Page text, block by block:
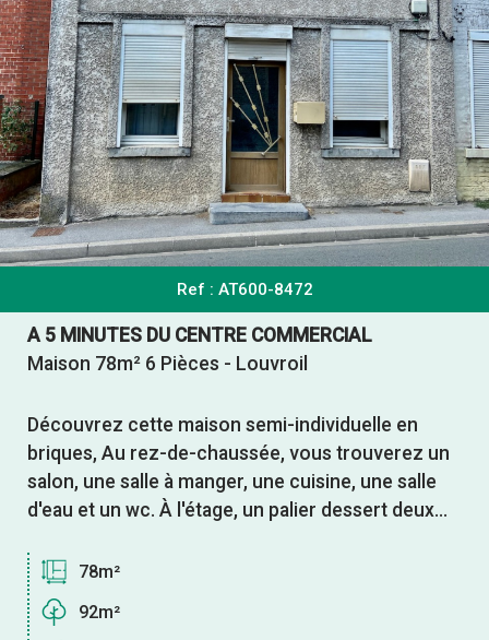
Ref : AT600-8472
A 5 MINUTES DU CENTRE COMMERCIAL
Maison 78m² 6 Pièces - Louvroil
Découvrez cette maison semi-individuelle en
briques, Au rez-de-chaussée, vous trouverez un
salon, une salle à manger, une cuisine, une salle
d'eau et un wc. À l'étage, un palier dessert deux...
78m²
92m²